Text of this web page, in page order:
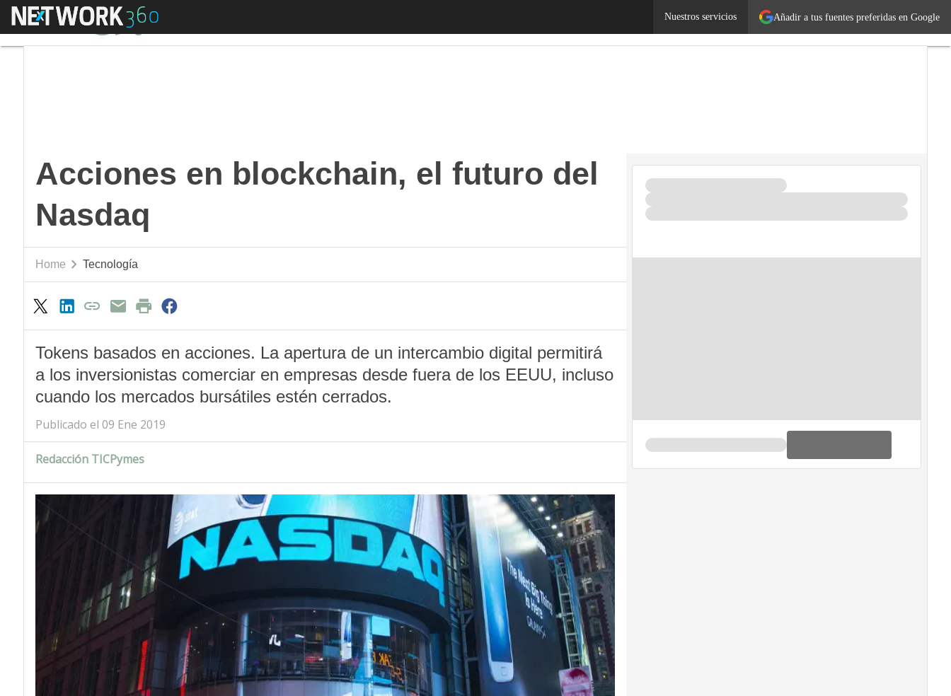
Añadir a tus fuentes preferidas en Google
Nuestros servicios
Menú Tecnología
Acciones en blockchain, el futuro del
Nasdaq
Home Tecnología
Tokens basados en acciones. La apertura de un intercambio digital permitirá
a los inversionistas comerciar en empresas desde fuera de los EEUU, incluso
cuando los mercados bursátiles estén cerrados.
Publicado el 09 Ene 2019
Redacción TICPymes